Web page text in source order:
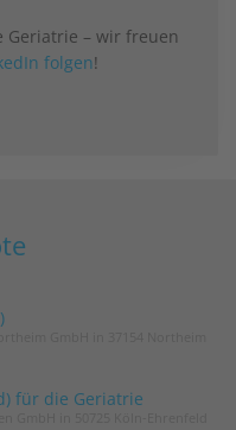
– wir freuen
folgen!
für die Geriatrie